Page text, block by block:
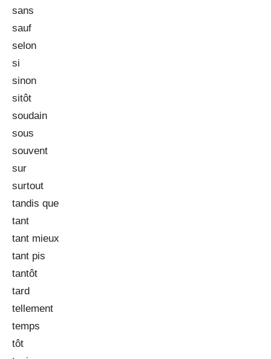
sans
sauf
selon
si
sinon
sitôt
soudain
sous
souvent
sur
surtout
tandis que
tant
tant mieux
tant pis
tantôt
tard
tellement
temps
tôt